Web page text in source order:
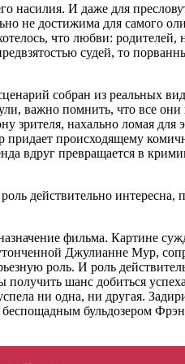
И даже для
не достижима для самого
что любви: родителей,
судей, то
собран из реальных
важно помнить, что все
нахально ломая для
происходящему
вдруг превращается в
действительно
фильма. Картине
Джулианне Мур,
роль. И роль
шанс добиться
ни одна, ни другая.
бульдозером